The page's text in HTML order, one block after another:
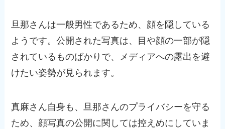
旦那さんは一般男性であるため、顔を隠している
ようです。公開された写真は、目や顔の一部が隠
されているものばかりで、メディアへの露出を避
けたい姿勢が見られます。
真麻さん自身も、旦那さんのプライバシーを守る
ため、顔写真の公開に関しては控えめにしていま